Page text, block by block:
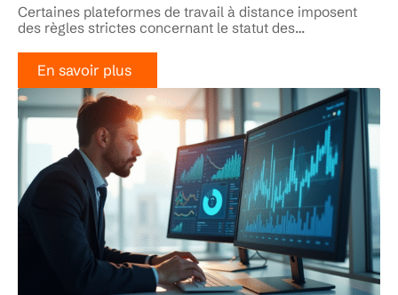
Certaines plateformes de travail à distance imposent
des règles strictes concernant le statut des…
En savoir plus